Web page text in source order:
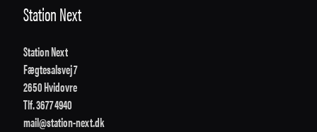
Station Next
Station Next
Fægtesalsvej 7
2650 Hvidovre
Tlf. 3677 4940
mail@station-next.dk